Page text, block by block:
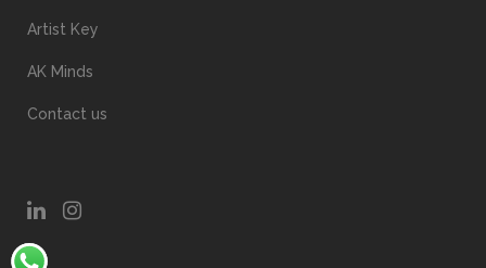
Artist Key
AK Minds
Contact us